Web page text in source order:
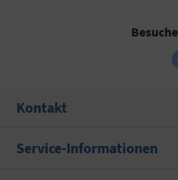
Kontakt
Service-Informationen